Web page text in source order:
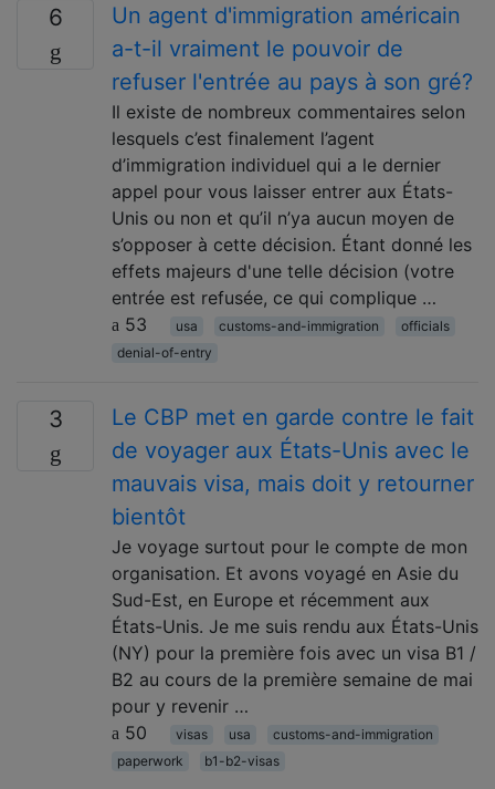
6
Un agent d'immigration américain
a-t-il vraiment le pouvoir de
refuser l'entrée au pays à son gré?
Il existe de nombreux commentaires selon
lesquels c’est finalement l’agent
d’immigration individuel qui a le dernier
appel pour vous laisser entrer aux États-
Unis ou non et qu’il n’ya aucun moyen de
s’opposer à cette décision. Étant donné les
effets majeurs d'une telle décision (votre
entrée est refusée, ce qui complique …
53
usa customs-and-immigration
officials
denial-of-entry
3
Le CBP met en garde contre le fait
de voyager aux États-Unis avec le
mauvais visa, mais doit y retourner
bientôt
Je voyage surtout pour le compte de mon
organisation. Et avons voyagé en Asie du
Sud-Est, en Europe et récemment aux
États-Unis. Je me suis rendu aux États-Unis
(NY) pour la première fois avec un visa B1 /
B2 au cours de la première semaine de mai
pour y revenir …
50
visas usa
customs-and-immigration
paperwork
b1-b2-visas